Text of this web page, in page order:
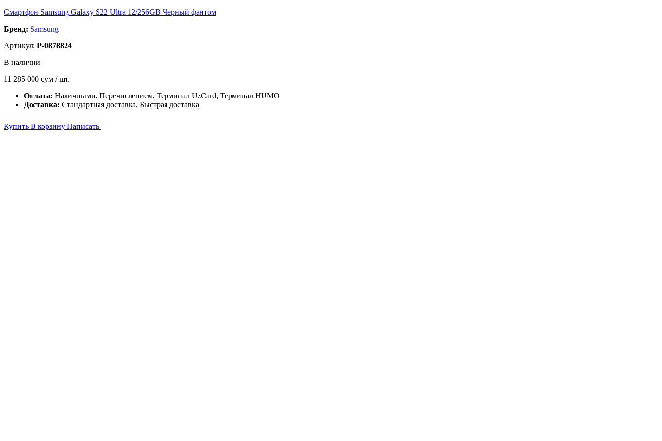
Смартфон Samsung Galaxy S22 Ultra 12/256GB Черный фантом
Бренд: Samsung
Артикул: P-0878824
В наличии
11 285 000 сум / шт.
Оплата: Наличными, Перечислением, Терминал UzCard, Терминал HUMO
Доставка: Стандартная доставка, Быстрая доставка
Купить В корзину Написать